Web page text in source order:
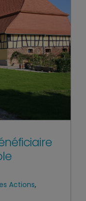
Actions,